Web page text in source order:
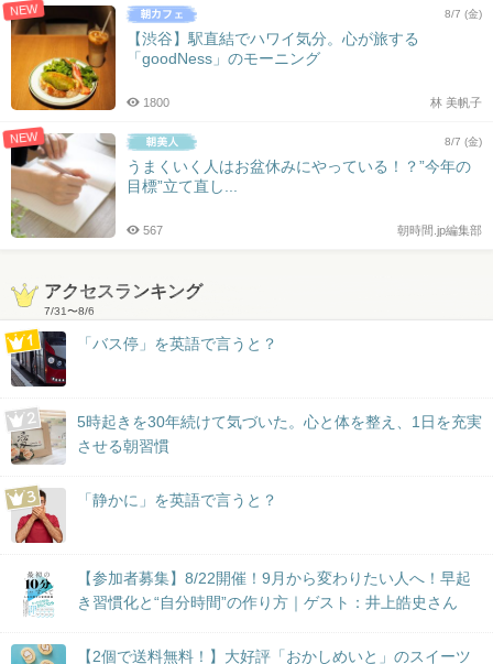
NEW 8/7 (金)
【渋谷】駅直結でハワイ気分。心が旅する
「goodNess」のモーニング
林 美帆子
1800
NEW 8/7 (金)
うまくいく人はお盆休みにやっている！？”今年の
目標”立て直し...
朝時間.jp編集部
567
アクセスランキング
7/31〜8/6
「バス停」を英語で言うと？
5時起きを30年続けて気づいた。心と体を整え、1日を充実
させる朝習慣
「静かに」を英語で言うと？
【参加者募集】8/22開催！9月から変わりたい人へ！早起
き習慣化と“自分時間”の作り方｜ゲスト：井上皓史さん
【2個で送料無料！】大好評「おかしめいと」のスイーツ